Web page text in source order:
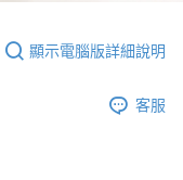
顯示電腦版詳細說明
客服